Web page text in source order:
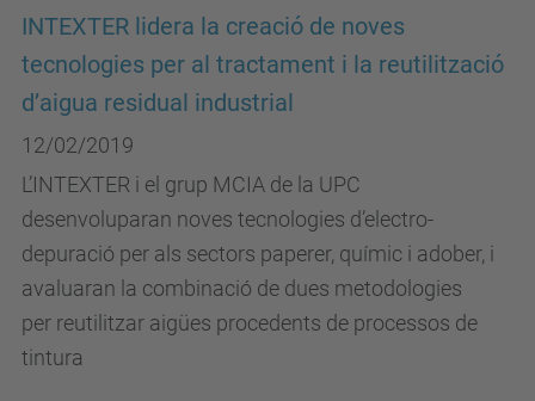
INTEXTER lidera la creació de noves
tecnologies per al tractament i la reutilització
d’aigua residual industrial
12/02/2019
L’INTEXTER i el grup MCIA de la UPC
desenvoluparan noves tecnologies d’electro-
depuració per als sectors paperer, químic i adober, i
avaluaran la combinació de dues metodologies
per reutilitzar aigües procedents de processos de
tintura